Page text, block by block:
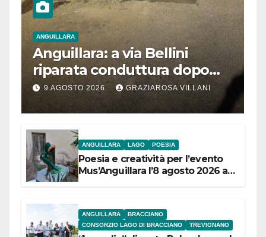
ANGUILLARA
Anguillara: a via Bellini
riparata conduttura dopo
segnalazione IdD
9 AGOSTO 2026 GRAZIAROSA VILLANI
ANGUILLARA LAGO POESIA
Poesia e creatività per l’evento
Mus’Anguillara l’8 agosto 2026 al
ANGUILLARA
BRACCIANO
CONSORZIO LAGO DI BRACCIANO
TREVIGNANO